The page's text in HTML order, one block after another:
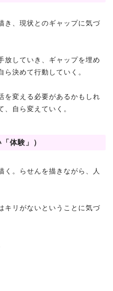
き、現状とのギャップに気づ
放していき、ギャップを埋め
決めて行動していく。
を変える必要があるかもしれ
、自ら変えていく。
体験」）
く。らせんを描きながら、人
キリがないということに気づ